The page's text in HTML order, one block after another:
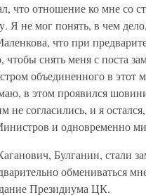
что отношение ко мне со
Я не мог понять, в чем
что при
снять меня с поста
объединенного в этот
в этом проявился
согласились, и я
и одновременно
Булганин, стали
обмениваться
Президиума ЦК.